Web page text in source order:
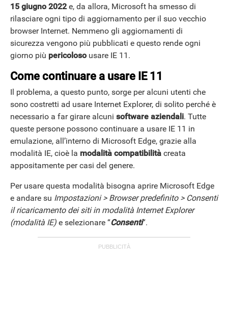
ANDROID
15 giugno 2022e, da allora, Microsoft ha smesso di
rilasciare ogni tipo di aggiornamento per il suo vecchio
browser Internet. Nemmeno gli aggiornamenti di
sicurezza vengono più pubblicati e questo rende ogni
giorno più pericolosousare IE 11.
Come continuare a usare IE 11
Il problema, a questo punto, sorge per alcuni utenti che
sono costretti ad usare Internet Explorer, di solito perché è
necessario a far girare alcuni software aziendali. Tutte
queste persone possono continuare a usare IE 11 in
emulazione, all’interno di Microsoft Edge, grazie alla
modalità IE, cioè la modalità compatibilità creata
appositamente per casi del genere.
Per usare questa modalità bisogna aprire Microsoft Edge
e andare su Impostazioni > Browser predefinito > Consenti
il ​​ricaricamento dei siti in modalità Internet Explorer
(modalità IE) e selezionare “Consenti“.